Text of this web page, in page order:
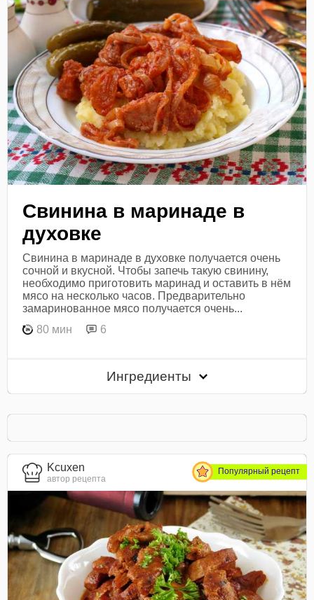
Свинина в маринаде в
духовке
Свинина в маринаде в духовке получается очень
сочной и вкусной. Чтобы запечь такую свинину,
необходимо приготовить маринад и оставить в нём
мясо на несколько часов. Предварительно
замаринованное мясо получается очень...
80 мин
6
Ингредиенты
Kcuxen
автор рецепта
Популярный рецепт